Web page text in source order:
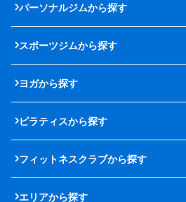
パーソナルジムから探す
スポーツジムから探す
ヨガから探す
ピラティスから探す
フィットネスクラブから探す
エリアから探す